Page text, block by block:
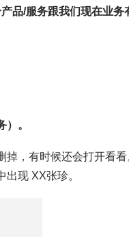
品/服务跟我们现在业务
。
掉，有时候还会打开看看
现 XX张珍。